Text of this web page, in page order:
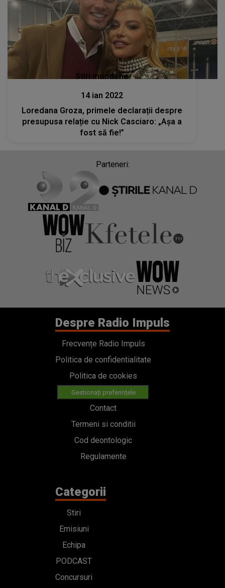
Stiri mondene
14 ian 2022
Loredana Groza, primele declarații despre
presupusa relație cu Nick Casciaro: „Așa a
fost să fie!”
Parteneri:
Despre Radio Impuls
Frecvențe Radio Impuls
Politica de confidentialitate
Politica de cookies
Gestionați preferințele
Contact
Termeni si conditii
Cod deontologic
Regulamente
Categorii
Stiri
Emisiuni
Echipa
PODCAST
Concursuri